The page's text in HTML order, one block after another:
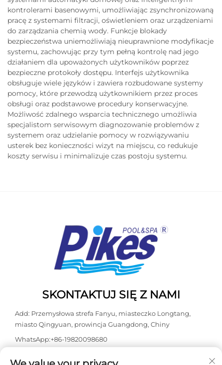
kontrolerami basenowymi, umożliwiając zsynchronizowaną
pracę z systemami filtracji, oświetleniem oraz urządzeniami
do zarządzania chemią wody. Funkcje blokady
bezpieczeństwa uniemożliwiają nieuprawnione modyfikacje
systemu, zachowując przy tym pełną kontrolę nad jego
działaniem dla upoważonych użytkowników poprzez
bezpieczne protokoły dostępu. Interfejs użytkownika
obsługuje wiele języków i zawiera rozbudowane systemy
pomocy, które przewodzą użytkownikiem przez proces
obsługi oraz podstawowe procedury konserwacyjne.
Możliwość zdalnego wsparcia technicznego umożliwia
specjalistom serwisowym diagnozowanie problemów z
systemem oraz udzielanie pomocy w rozwiązywaniu
usterek bez konieczności wizyt na miejscu, co redukuje
koszty serwisu i minimalizuje czas postoju systemu.
SKONTAKTUJ SIĘ Z NAMI
Add: Przemysłowa strefa Fanyu, miasteczko Longtang,
miasto Qingyuan, prowincja Guangdong, Chiny
WhatsApp:+86-19820098680